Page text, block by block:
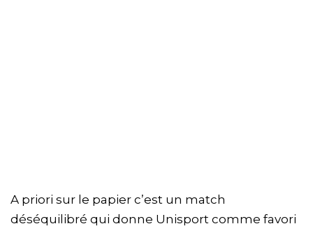
A priori sur le papier c’est un match
déséquilibré qui donne Unisport comme favori